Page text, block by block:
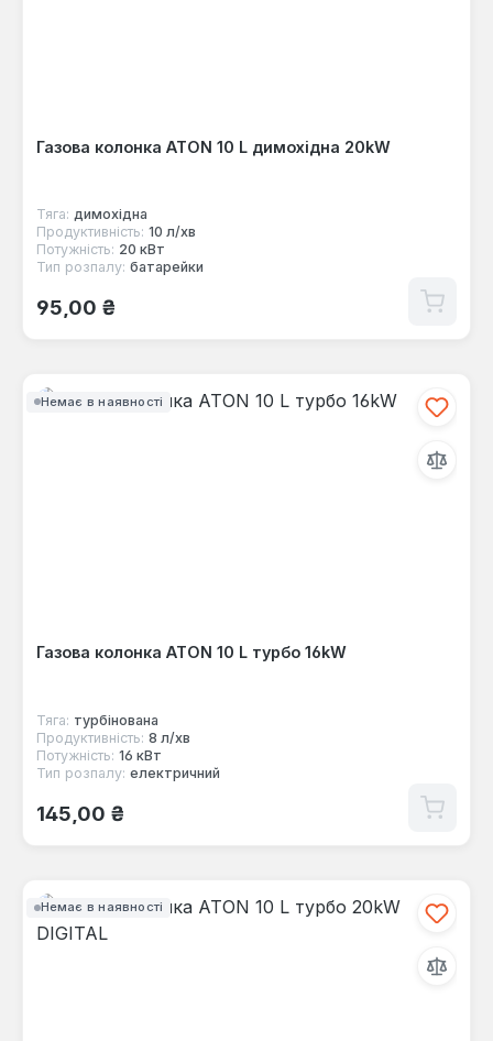
Газова колонка ATON 10 L димохідна 20kW
Тяга: димохідна
Продуктивність: 10 л/хв
Потужність: 20 кВт
Тип розпалу: батарейки
Звичайна ціна:
95,00 ₴
Немає в наявності
Газова колонка ATON 10 L турбо 16kW
Тяга: турбінована
Продуктивність: 8 л/хв
Потужність: 16 кВт
Тип розпалу: електричний
Звичайна ціна:
145,00 ₴
Немає в наявності